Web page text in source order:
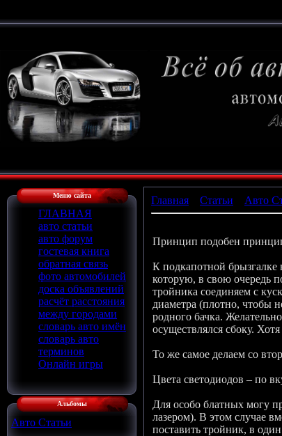
Меню сайта
ГЛАВНАЯ
авто статьи
авто форум
гостевая книга
обратная связь
фото автомобилей
доска объявлений
расчёт расстояния
между городами
словарь авто имён
словарь авто
терминов
Онлайн игры
Альбомы
Авто Статьи
Главная Статьи Авто
Принцип подобен
К подкапотной
которую, в свою очередь
тройника соединяем с
диаметра (плотно, чтобы
родного бачка.
осуществлялся сбоку.
То же самое делаем со
Цвета светодиодов – по
Для особо блатных могу
лазером). В этом случае
поставить тройник, в один